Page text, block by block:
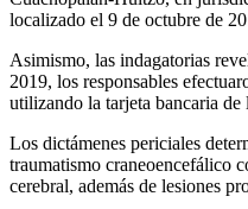
localizado el 9 de octubre de
Asimismo, las indagatorias
2019, los responsables
utilizando la tarjeta bancaria de
Los dictámenes periciales
traumatismo craneoencefálico
cerebral, además de lesiones